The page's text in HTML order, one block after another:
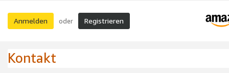
Anmelden oder Registrieren
Kontakt